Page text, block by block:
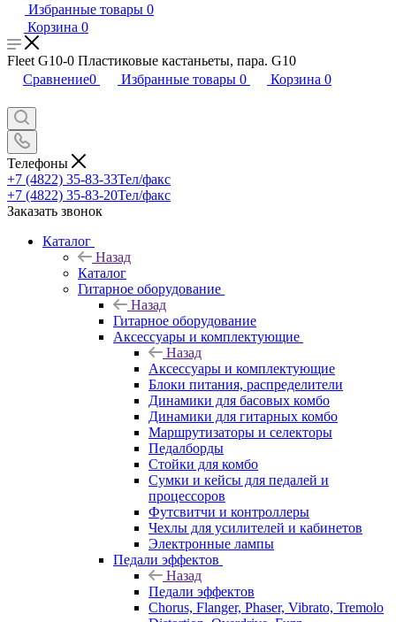
Избранные товары 0
Корзина 0
Fleet G10-0 Пластиковые кастаньеты, пара. G10
Сравнение0 Избранные товары 0 Корзина 0
Телефоны
+7 (4822) 35-83-33Тел/факс
+7 (4822) 35-83-20Тел/факс
Заказать звонок
Каталог
Назад
Каталог
Гитарное оборудование
Назад
Гитарное оборудование
Аксессуары и комплектующие
Назад
Аксессуары и комплектующие
Блоки питания, распределители
Динамики для басовых комбо
Динамики для гитарных комбо
Маршрутизаторы и селекторы
Педалборды
Стойки для комбо
Сумки и кейсы для педалей и
процессоров
Футсвитчи и контроллеры
Чехлы для усилителей и кабинетов
Электронные лампы
Педали эффектов
Назад
Педали эффектов
Chorus, Flanger, Phaser, Vibrato, Tremolo